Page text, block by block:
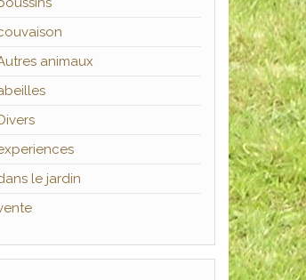
animaux
le jardin